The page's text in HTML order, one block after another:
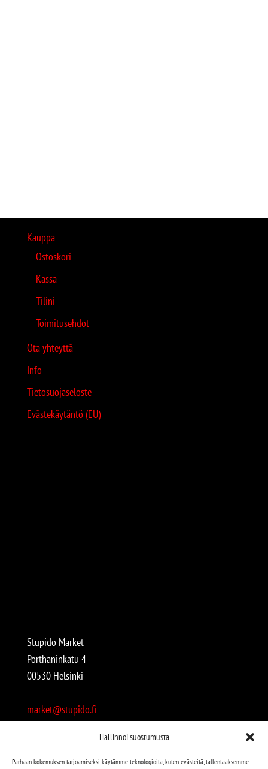
Hallinnoi suostumusta
Parhaan kokemuksen tarjoamiseksi käytämme teknologioita, kuten evästeitä, tallentaaksemme
Kauppa
Ostoskori
Kassa
Tilini
Toimitusehdot
Ota yhteyttä
Info
Tietosuojaseloste
Evästekäytäntö (EU)
Stupido Market
Porthaninkatu 4
00530 Helsinki
market@stupido.fi
Avoinna: